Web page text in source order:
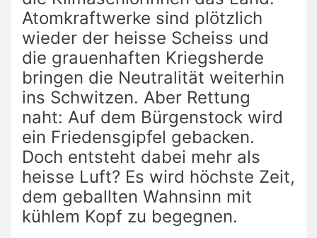
Atomkraftwerke sind plötzlich
wieder der heisse Scheiss und
die grauenhaften Kriegsherde
bringen die Neutralität weiterhin
ins Schwitzen. Aber Rettung
naht: Auf dem Bürgenstock wird
ein Friedensgipfel gebacken.
Doch entsteht dabei mehr als
heisse Luft? Es wird höchste Zeit,
dem geballten Wahnsinn mit
kühlem Kopf zu begegnen.